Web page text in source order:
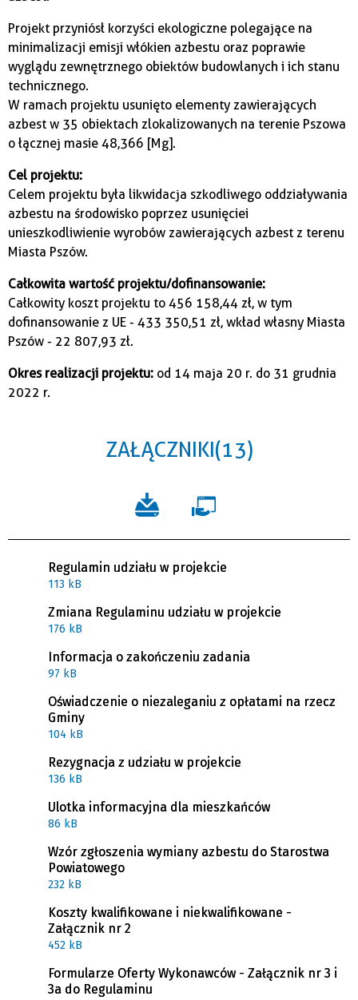
Projekt przyniósł korzyści ekologiczne polegające na
minimalizacji emisji włókien azbestu oraz poprawie
wyglądu zewnętrznego obiektów budowlanych i ich stanu
technicznego.
W ramach projektu usunięto elementy zawierających
azbest w 35 obiektach zlokalizowanych na terenie Pszowa
o łącznej masie 48,366 [Mg].
Cel projektu:
Celem projektu była likwidacja szkodliwego oddziaływania
azbestu na środowisko poprzez usunięcie i
unieszkodliwienie wyrobów zawierających azbest z terenu
Miasta Pszów.
Całkowita wartość projektu/dofinansowanie:
Całkowity koszt projektu to 456 158,44 zł, w tym
dofinansowanie z UE - 433 350,51 zł, wkład własny Miasta
Pszów - 22 807,93 zł.
Okres realizacji projektu: od 14 maja 20 r. do 31 grudnia
2022 r.
ZAŁĄCZNIKI (13)
Regulamin udziału w projekcie
113 kB
Zmiana Regulaminu udziału w projekcie
176 kB
Informacja o zakończeniu zadania
97 kB
Oświadczenie o niezaleganiu z opłatami na rzecz
Gminy
104 kB
Rezygnacja z udziału w projekcie
136 kB
Ulotka informacyjna dla mieszkańców
86 kB
Wzór zgłoszenia wymiany azbestu do Starostwa
Powiatowego
232 kB
Koszty kwalifikowane i niekwalifikowane -
Załącznik nr 2
452 kB
Formularze Oferty Wykonawców - Załącznik nr 3 i
3a do Regulaminu